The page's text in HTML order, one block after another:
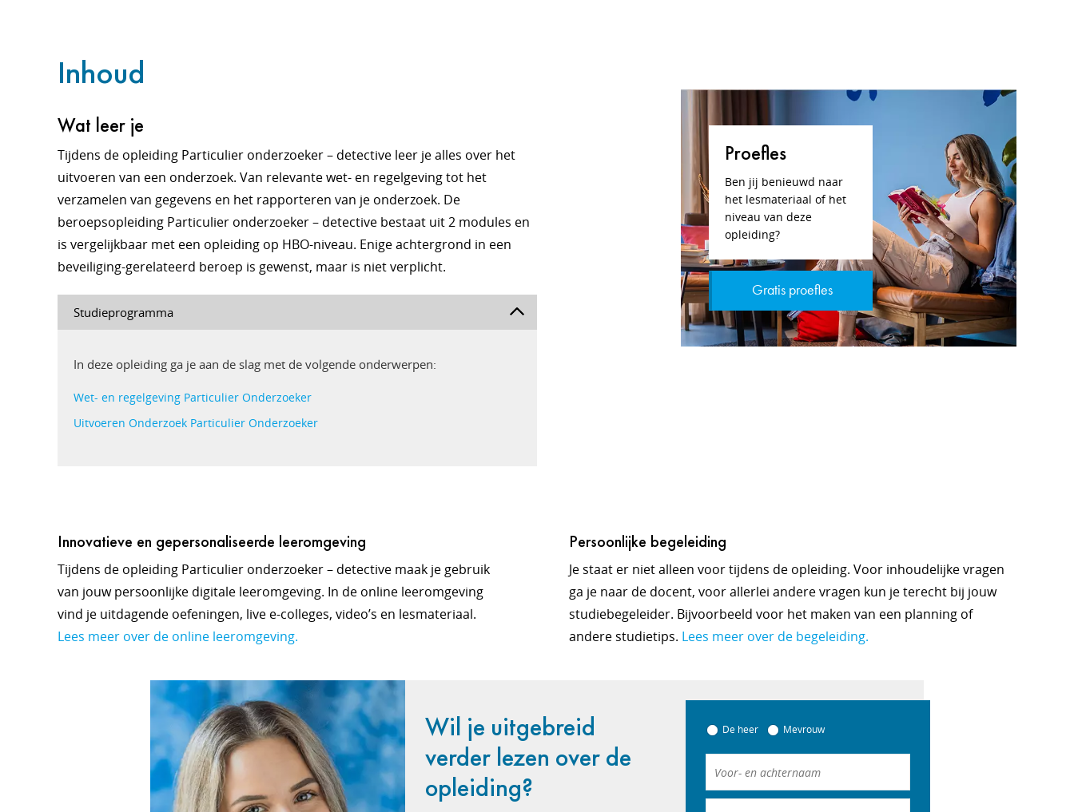
Inhoud
Proefles
Ben jij benieuwd naar
het lesmateriaal of het
niveau van deze
opleiding?
Gratis proefles
Wat leer je
Tijdens de opleiding Particulier onderzoeker – detective leer je alles over het
uitvoeren van een onderzoek. Van relevante wet- en regelgeving tot het
verzamelen van gegevens en het rapporteren van je onderzoek. De
beroepsopleiding Particulier onderzoeker – detective bestaat uit 2 modules en
is vergelijkbaar met een opleiding op HBO-niveau. Enige achtergrond in een
beveiliging-gerelateerd beroep is gewenst, maar is niet verplicht.
Studieprogramma
In deze opleiding ga je aan de slag met de volgende onderwerpen:
Wet- en regelgeving Particulier Onderzoeker
Uitvoeren Onderzoek Particulier Onderzoeker
Innovatieve en gepersonaliseerde leeromgeving
Tijdens de opleiding Particulier onderzoeker – detective maak je gebruik
van jouw persoonlijke digitale leeromgeving. In de online leeromgeving
vind je uitdagende oefeningen, live e-colleges, video’s en lesmateriaal.
Lees meer over de online leeromgeving.
Persoonlijke begeleiding
Je staat er niet alleen voor tijdens de opleiding. Voor inhoudelijke vragen
ga je naar de docent, voor allerlei andere vragen kun je terecht bij jouw
studiebegeleider. Bijvoorbeeld voor het maken van een planning of
andere studietips. Lees meer over de begeleiding.
Wil je uitgebreid
verder lezen over de
opleiding?
De heer Mevrouw